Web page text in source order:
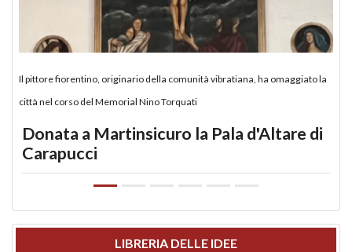
Il pittore fiorentino, originario della comunità vibratiana, ha omaggiato la
città nel corso del Memorial Nino Torquati
Donata a Martinsicuro la Pala d'Altare di
Carapucci
LIBRERIA DELLE IDEE